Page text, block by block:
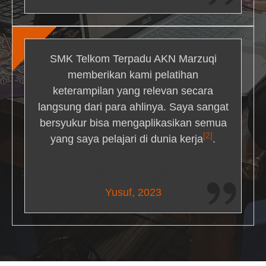
SMK Telkom Terpadu AKN Marzuqi
memberikan kami pelatihan
keterampilan yang relevan secara
langsung dari para ahlinya. Saya sangat
bersyukur bisa mengaplikasikan semua
yang saya pelajari di dunia kerja[2] .
Yusuf, 2023